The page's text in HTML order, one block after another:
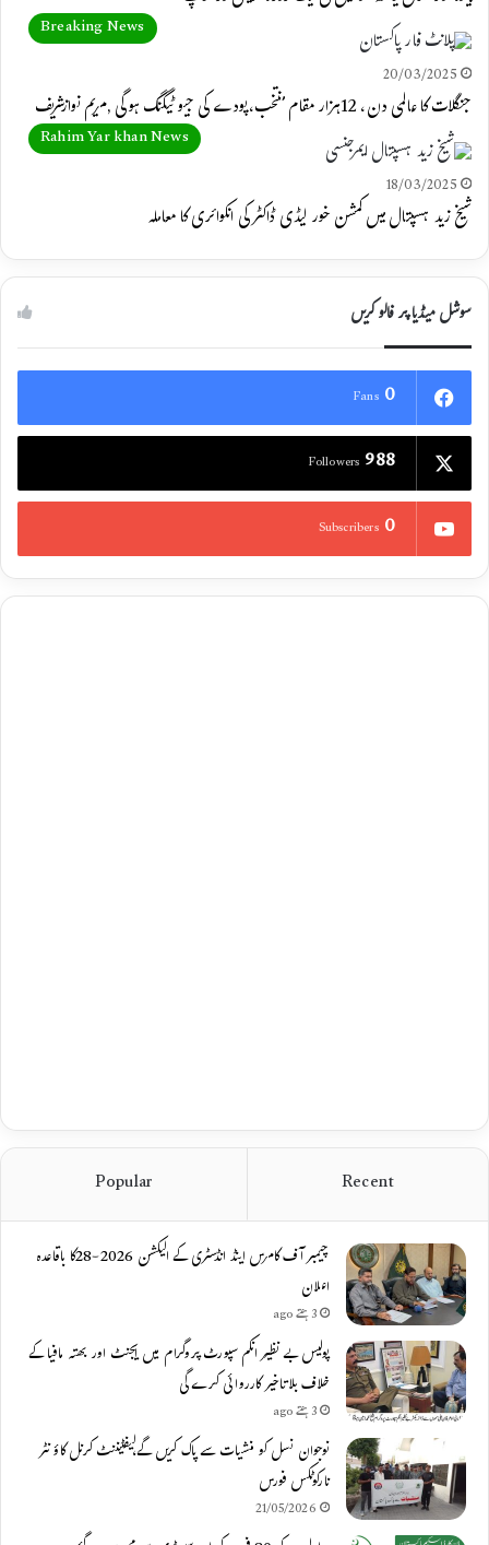
Breaking News
20/03/2025
جنگلات کا عالمی دن، 12ہزار مقام منتخب،پودے کی جیو ٹیگنگ ہوگی ,مریم نوازشریف
Rahim Yar khan News
18/03/2025
شیخ زید ہسپتال میں کمشن خور لیڈی ڈاکٹر کی انکوائری کا معاملہ
سوشل میڈیا پر فالو کریں
0
Fans
988
Followers
0
Subscribers
Recent
Popular
چیمبر آف کامرس اینڈ انڈسٹری کے الیکشن 2026-28کا باقاعدہ
اعلان
3 ہفتے ago
پولیس بے نظیر انکم سپورٹ پروگرام میں ایجنٹ اور بھتہ مافیا کے
خلاف بلاتاخیر کارروائی کرے گی
3 ہفتے ago
نوجوان نسل کو منشیات سے پاک کریں گے،لیفٹیننٹ کرنل کاؤنٹر
نارکوٹکس فورس
21/05/2026